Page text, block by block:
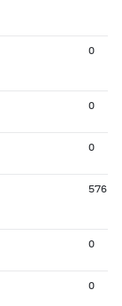
0
0
0
576
0
0